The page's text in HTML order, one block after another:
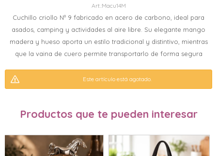
Macu14M
Cuchillo criollo Nº 9 fabricado en acero de carbono, ideal para
asados, camping y actividades al aire libre. Su elegante mango
madera y hueso aporta un estilo tradicional y distintivo, mientras
que la vaina de cuero permite transportarlo de forma segura
Este artículo está agotado.
Productos que te pueden interesar